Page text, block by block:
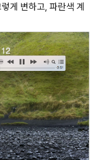
게 변하고, 파란색 계